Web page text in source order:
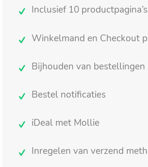
Inclusief 10 productpagina’s
Winkelmand en Checkout
Bijhouden van bestellingen
Bestel notificaties
iDeal met Mollie
Inregelen van verzend